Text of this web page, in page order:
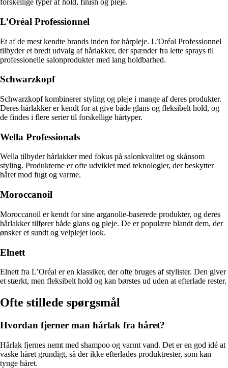
forskellige typer af hold, finish og pleje.
L’Oréal Professionnel
Et af de mest kendte brands inden for hårpleje. L’Oréal Professionnel
tilbyder et bredt udvalg af hårlakker, der spænder fra lette sprays til
professionelle salonprodukter med lang holdbarhed.
Schwarzkopf
Schwarzkopf kombinerer styling og pleje i mange af deres produkter.
Deres hårlakker er kendt for at give både glans og fleksibelt hold, og
de findes i flere serier til forskellige hårtyper.
Wella Professionals
Wella tilbyder hårlakker med fokus på salonkvalitet og skånsom
styling. Produkterne er ofte udviklet med teknologier, der beskytter
håret mod fugt og varme.
Moroccanoil
Moroccanoil er kendt for sine arganolie-baserede produkter, og deres
hårlakker tilfører både glans og pleje. De er populære blandt dem, der
ønsker et sundt og velplejet look.
Elnett
Elnett fra L’Oréal er en klassiker, der ofte bruges af stylister. Den giver
et stærkt, men fleksibelt hold og kan børstes ud uden at efterlade rester.
Ofte stillede spørgsmål
Hvordan fjerner man hårlak fra håret?
Hårlak fjernes nemt med shampoo og varmt vand. Det er en god idé at
vaske håret grundigt, så der ikke efterlades produktrester, som kan
tynge håret.